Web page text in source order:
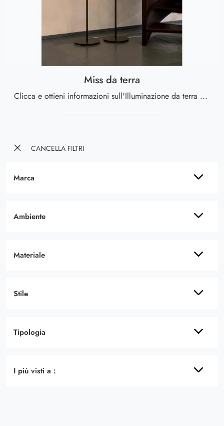
CANCELLA FILTRI
Marca
Ambiente
Materiale
Stile
Tipologia
I più visti a :
Miss da terra
Clicca e ottieni informazioni sull'Illuminazione da terra moderna di Tonin Casa: il modello Miss da terra in metallo ti aspetta!